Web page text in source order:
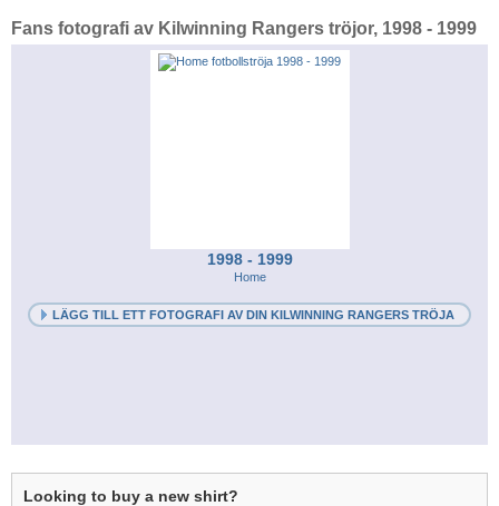
Fans fotografi av Kilwinning Rangers tröjor, 1998 - 1999
1998 - 1999
Home
LÄGG TILL ETT FOTOGRAFI AV DIN KILWINNING RANGERS TRÖJA
Looking to buy a new shirt?